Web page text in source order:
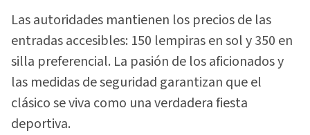
Las autoridades mantienen los precios de las
entradas accesibles: 150 lempiras en sol y 350 en
silla preferencial. La pasión de los aficionados y
las medidas de seguridad garantizan que el
clásico se viva como una verdadera fiesta
deportiva.